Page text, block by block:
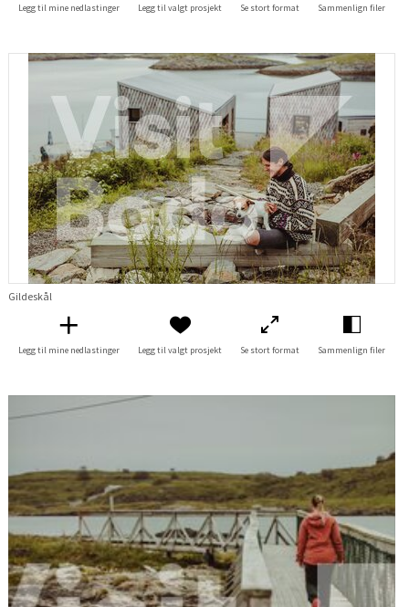
Legg til mine nedlastinger Legg til valgt prosjekt Se stort format Sammenlign filer
Gildeskål
Legg til mine nedlastinger Legg til valgt prosjekt Se stort format Sammenlign filer